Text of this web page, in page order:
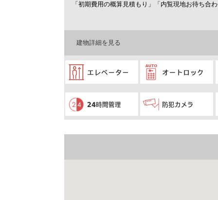
「初期費用の概算見積もり」「内覧現地お待ち合
建物詳細を見る